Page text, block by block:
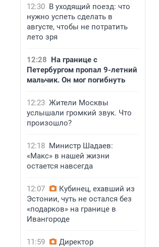
12:30 В уходящий поезд: что
нужно успеть сделать в
августе, чтобы не потратить
лето зря
12:28 На границе с
Петербургом пропал 9-летний
мальчик. Он мог погибнуть
12:23 Жители Москвы
услышали громкий звук. Что
произошло?
12:18 Министр Шадаев:
«Макс» в нашей жизни
остается навсегда
12:07
Кубинец, ехавший из
Эстонии, чуть не остался без
«подарков» на границе в
Ивангороде
11:59
Директор